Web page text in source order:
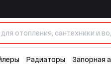
Радиаторы Запорная
Ø150, max 3 bar ZOTA